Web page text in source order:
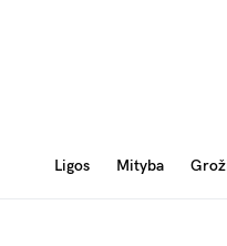
Ligos Mityba